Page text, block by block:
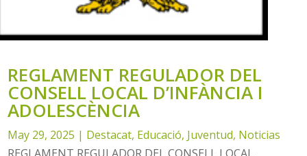
REGLAMENT REGULADOR DEL
CONSELL LOCAL D’INFÀNCIA I
ADOLESCÈNCIA
May 29, 2025 | Destacat, Educació, Juventud, Noticias